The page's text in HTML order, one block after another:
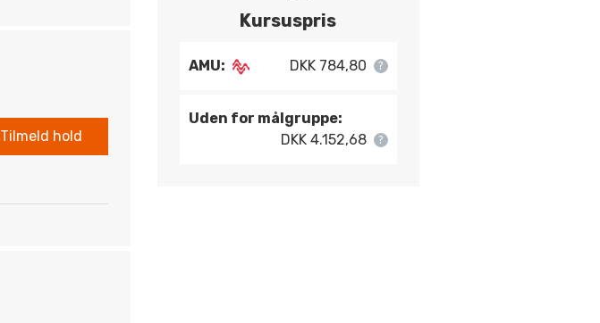
Tilmeld hold
Kursuspris
AMU: DKK 784,80
Uden for målgruppe:
DKK 4.152,68